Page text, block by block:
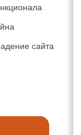
сайта